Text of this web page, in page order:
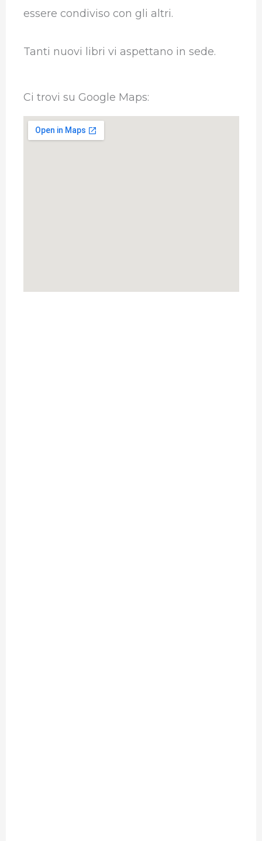
essere condiviso con gli altri.
Tanti nuovi libri vi aspettano in sede.
Ci trovi su Google Maps: